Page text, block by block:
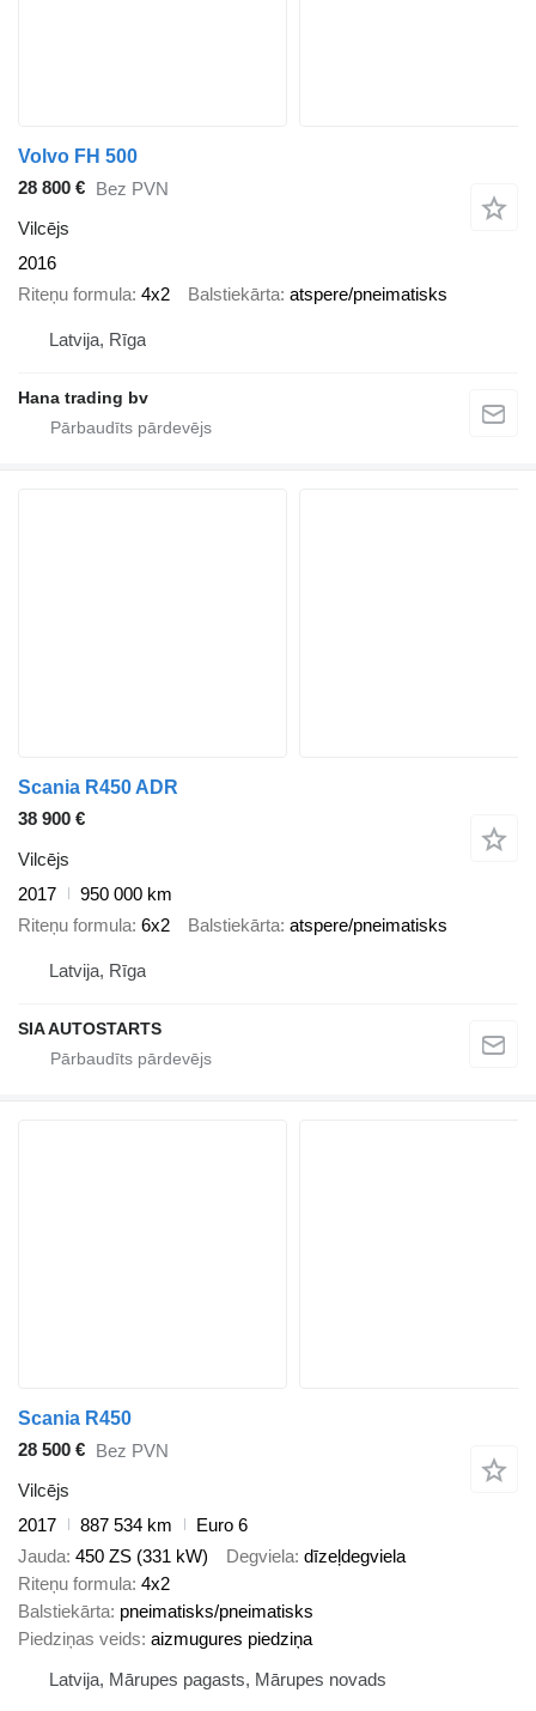
Volvo FH 500
28 800 € Bez PVN
Vilcējs
2016
Riteņu formula 4x2 Balstiekārta atspere/pneimatisks
Latvija, Rīga
Hana trading bv
Scania R450 ADR
38 900 €
Vilcējs
2017
950 000 km
Riteņu formula 6x2 Balstiekārta atspere/pneimatisks
Latvija, Rīga
SIA AUTOSTARTS
Scania R450
28 500 € Bez PVN
Vilcējs
2017
887 534 km
Euro 6
Jauda 450 ZS (331 kW) Degviela dīzeļdegviela
Riteņu formula 4x2
Balstiekārta pneimatisks/pneimatisks
Piedziņas veids aizmugures piedziņa
Latvija, Mārupes pagasts, Mārupes novads